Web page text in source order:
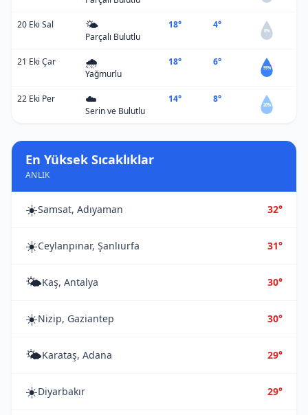
20 Eki Sal 🌤️
Parçalı Bulutlu
18° 4°
0%
21 Eki Çar 🌧️
Yağmurlu
18° 6°
55%
22 Eki Per ☁️
Serin ve Bulutlu
14° 8°
20%
En Yüksek Sıcaklıklar
ANLIK
☀️Samsat, Adıyaman 32°
☀️Ceylanpınar, Şanlıurfa 31°
🌤️Kaş, Antalya 30°
☀️Nizip, Gaziantep 30°
🌤️Karataş, Adana 29°
☀️Diyarbakır 29°